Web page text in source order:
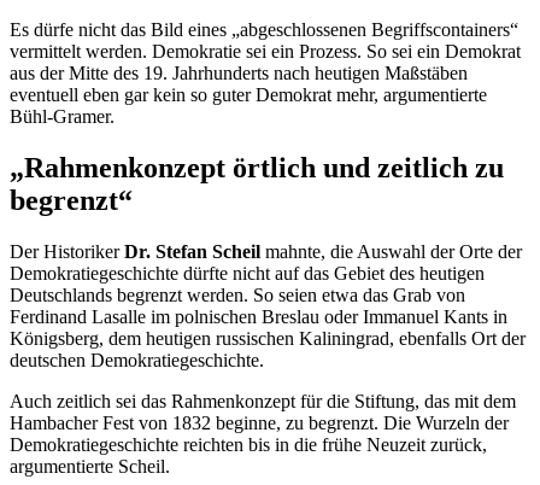
Es dürfe nicht das Bild eines „abgeschlossenen Begriffscontainers“
vermittelt werden. Demokratie sei ein Prozess. So sei ein Demokrat
aus der Mitte des 19. Jahrhunderts nach heutigen Maßstäben
eventuell eben gar kein so guter Demokrat mehr, argumentierte
Bühl-Gramer.
„Rahmenkonzept örtlich und zeitlich zu
begrenzt“
Der HistorikerDr. Stefan Scheil mahnte, die Auswahl der Orte der
Demokratiegeschichte dürfte nicht auf das Gebiet des heutigen
Deutschlands begrenzt werden. So seien etwa das Grab von
Ferdinand Lasalle im polnischen Breslau oder Immanuel Kants in
Königsberg, dem heutigen russischen Kaliningrad, ebenfalls Ort der
deutschen Demokratiegeschichte.
Auch zeitlich sei das Rahmenkonzept für die Stiftung, das mit dem
Hambacher Fest von 1832 beginne, zu begrenzt. Die Wurzeln der
Demokratiegeschichte reichten bis in die frühe Neuzeit zurück,
argumentierte Scheil.